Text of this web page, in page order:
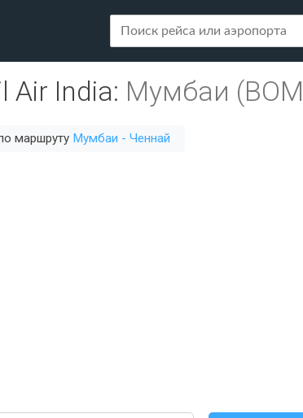
Air India: Мумбаи
маршруту Мумбаи - Ченнай